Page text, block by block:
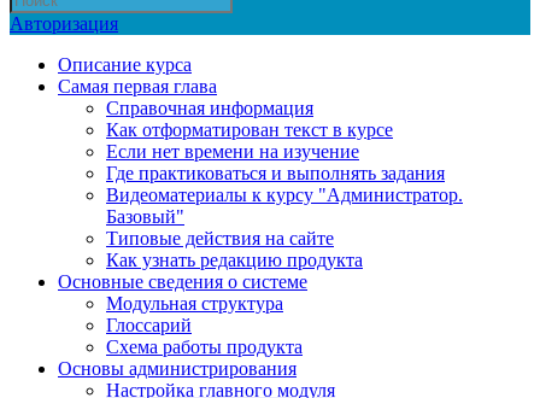
Авторизация
Описание курса
Самая первая глава
Справочная информация
Как отформатирован текст в курсе
Если нет времени на изучение
Где практиковаться и выполнять задания
Видеоматериалы к курсу "Администратор.
Базовый"
Типовые действия на сайте
Как узнать редакцию продукта
Основные сведения о системе
Модульная структура
Глоссарий
Схема работы продукта
Основы администрирования
Настройка главного модуля